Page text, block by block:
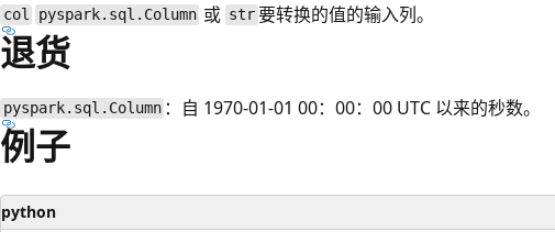
col pyspark.sql.Column 或 str要转换的值的输入列。
退货
pyspark.sql.Column ：自 1970-01-01 00：00：00 UTC 以来的秒数。
例子
python